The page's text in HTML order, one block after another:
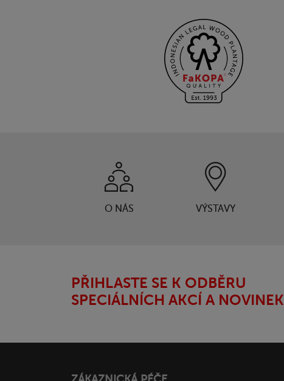
O NÁS VÝSTAVY
PŘIHLASTE SE K ODBĚRU
SPECIÁLNÍCH AKCÍ A NOVINEK